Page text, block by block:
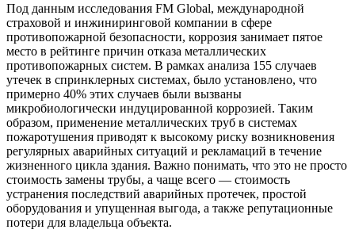
Под данным исследования FM Global, международной
страховой и инжиниринговой компании в сфере
противопожарной безопасности, коррозия занимает пятое
место в рейтинге причин отказа металлических
противопожарных систем. В рамках анализа 155 случаев
утечек в спринклерных системах, было установлено, что
примерно 40% этих случаев были вызваны
микробиологически индуцированной коррозией. Таким
образом, применение металлических труб в системах
пожаротушения приводят к высокому риску возникновения
регулярных аварийных ситуаций и рекламаций в течение
жизненного цикла здания. Важно понимать, что это не просто
стоимость замены трубы, а чаще всего — стоимость
устранения последствий аварийных протечек, простой
оборудования и упущенная выгода, а также репутационные
потери для владельца объекта.